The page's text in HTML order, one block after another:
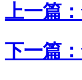
上一篇：
下一篇：